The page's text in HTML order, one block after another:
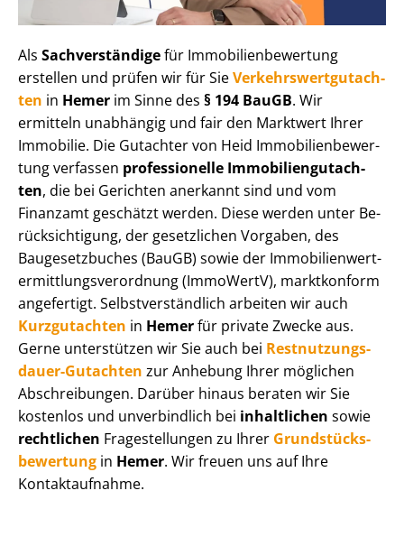
Als Sachverständigefür Im­mo­bi­li­en­be­wer­tung
erstellen und prüfen wir für SieVer­kehrs­wert­gut­ach­
ten in Hemer im Sinne des § 194 BauGB. Wir
ermitteln unabhängig und fair den Marktwert Ihrer
Immobilie. Die Gutachter von Heid Im­mo­bi­li­en­be­wer­
tung verfassen professionelle Im­mo­bi­li­en­gut­ach­
ten, die bei Gerichten anerkannt sind und vom
Finanzamt geschätzt werden. Diese werden unter Be­
rück­sich­ti­gung, der gesetzlichen Vorgaben, des
Baugesetzbuches (BauGB) sowie der Im­mo­bi­li­en­wert­
ermitt­lungs­ver­ord­nung (ImmoWertV), marktkonform
angefertigt. Selbst­ver­ständ­lich arbeiten wir auch
Kurzgutachten in Hemerfür private Zwecke aus.
Gerne unterstützen wir Sie auch bei Rest­nut­zungs­
dau­er-Gutachten zur Anhebung Ihrer möglichen
Abschreibungen. Darüber hinaus beraten wir Sie
kostenlos und unverbindlich bei inhaltlichen sowie
rechtlichen Fragestellungen zu Ihrer Grund­stücks­
be­wer­tung in Hemer. Wir freuen uns auf Ihre
Kontaktaufnahme.